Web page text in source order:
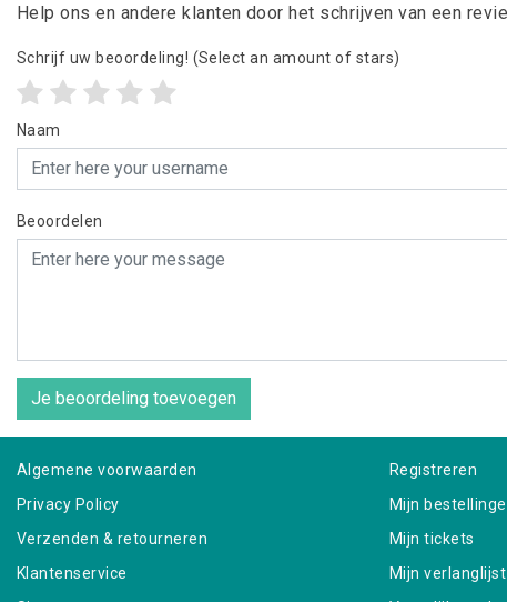
Help ons en andere klanten door het schrijven van een
Schrijf uw beoordeling! (Select an amount of stars)
Naam
Beoordelen
Je beoordeling toevoegen
Algemene voorwaarden
Privacy Policy
Verzenden & retourneren
Klantenservice
Registreren
Mijn
Mijn tickets
Mijn verlanglijst